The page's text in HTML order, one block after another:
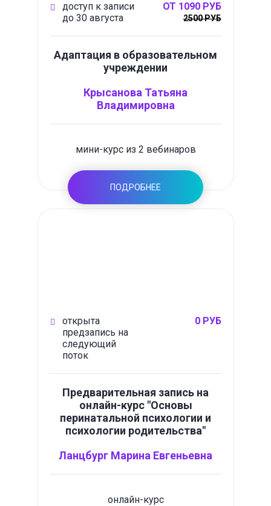
доступ к записи
до 30 августа
ОТ 1090 РУБ
2500 РУБ
Адаптация в образовательном
учреждении
Крысанова Татьяна
Владимировна
мини-курс из 2 вебинаров
ПОДРОБНЕЕ
открыта
предзапись на
следующий
поток
0 РУБ
Предварительная запись на
онлайн-курс "Основы
перинатальной психологии и
психологии родительства"
Ланцбург Марина Евгеньевна
онлайн-курс